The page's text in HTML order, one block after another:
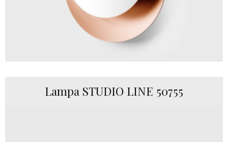
Lampa STUDIO LINE 50755